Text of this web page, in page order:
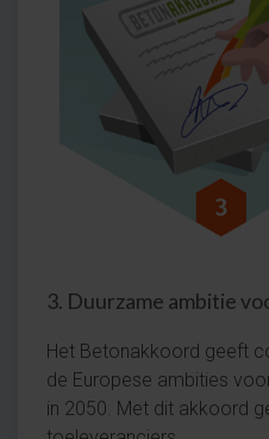
3. Duurzame ambitie
Het Betonakkoord geeft
de Europese ambities
in 2050. Met dit akkoord